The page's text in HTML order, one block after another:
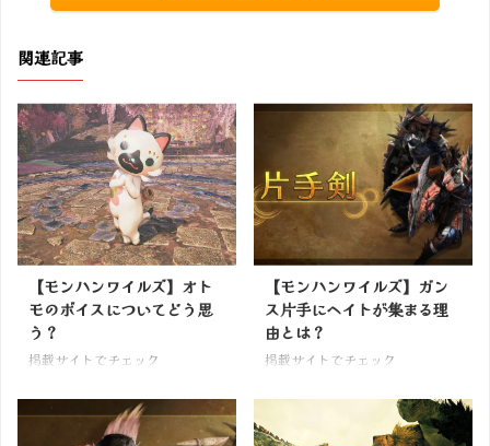
関連記事
【モンハンワイルズ】オト
モのボイスについてどう思
う？
掲載サイトでチェック
【モンハンワイルズ】ガン
ス片手にヘイトが集まる理
由とは？
掲載サイトでチェック